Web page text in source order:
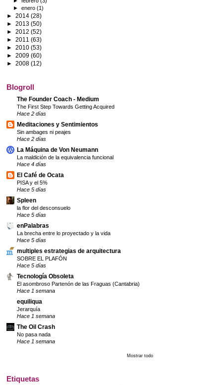
►enero(1)
► 2014 (28)
► 2013 (50)
► 2012 (52)
► 2011 (63)
► 2010 (53)
► 2009 (60)
► 2008 (12)
Blogroll
The Founder Coach - Medium
The First Step Towards Getting Acquired
Hace 2 días
Meditaciones y Sentimientos
Sin ambages ni peajes
Hace 2 días
La Máquina de Von Neumann
La maldición de la equivalencia funcional
Hace 4 días
El Café de Ocata
PISA y el 5%
Hace 5 días
Spleen
la flor del desconsuelo
Hace 5 días
enPalabras
La brecha entre lo proyectado y la vida
Hace 5 días
multiples estrategias de arquitectura
SOBRE EL PLAFÓN
Hace 5 días
Tecnología Obsoleta
El asombroso Partenón de las Fraguas (Cantabria)
Hace 1 semana
equiliqua
Jerarquía
Hace 1 semana
The Oil Crash
No pasa nada
Hace 1 semana
Mostrar todo
Etiquetas